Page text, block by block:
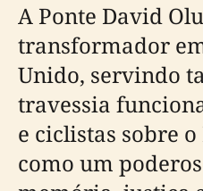
A Ponte David
transformador
Unido, servindo
travessia
e ciclistas sobre
como um